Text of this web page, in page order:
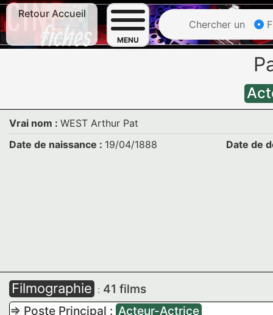
Retour Accueil
MENU
Chercher un
Vrai nom : WEST Arthur Pat
Date de naissance : 19/04/1888 Date de
Filmographie : 41 films
=> Poste Principal : Acteur-Actrice